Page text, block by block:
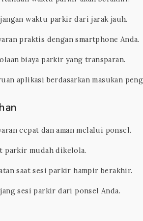
waktu parkir dari jarak jauh.
praktis dengan smartphone Anda.
biaya parkir yang transparan.
aplikasi berdasarkan masukan
cepat dan aman melalui ponsel.
parkir mudah dikelola.
saat sesi parkir hampir berakhir.
sesi parkir dari ponsel Anda.